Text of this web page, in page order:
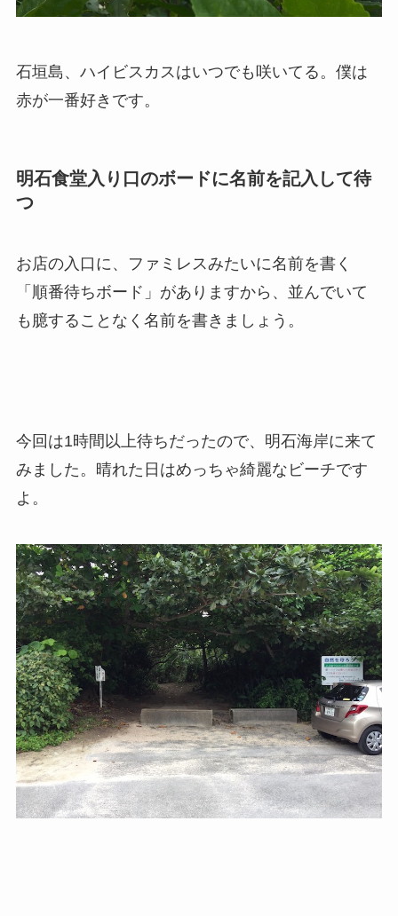
石垣島、ハイビスカスはいつでも咲いてる。僕は
赤が一番好きです。
明石食堂入り口のボードに名前を記入して待
つ
お店の入口に、ファミレスみたいに名前を書く
「順番待ちボード」がありますから、並んでいて
も臆することなく名前を書きましょう。
今回は1時間以上待ちだったので、明石海岸に来て
みました。晴れた日はめっちゃ綺麗なビーチです
よ。